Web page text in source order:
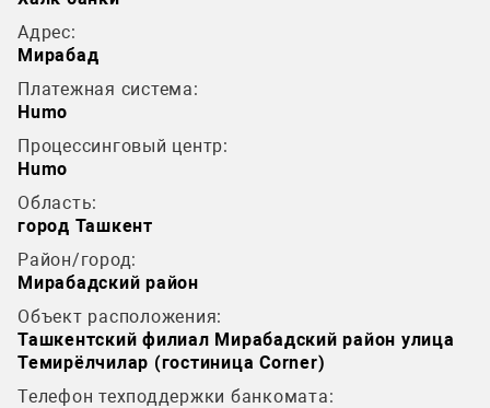
Адрес:
Мирабад
Платежная система:
Humo
Процессинговый центр:
Humo
Область:
город Ташкент
Район/город:
Мирабадский район
Объект расположения:
Ташкентский филиал Мирабадский район улица
Темирёлчилар (гостиница Corner)
Телефон техподдержки банкомата: